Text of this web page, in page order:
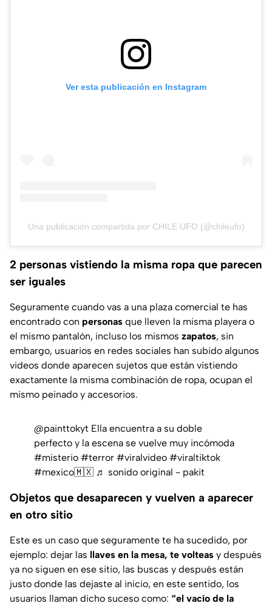
Ver esta publicación en Instagram
Una publicación compartida por CHILE UFO (@chileufo)
2 personas vistiendo la misma ropa que parecen
ser iguales
Seguramente cuando vas a una plaza comercial te has
encontrado con personas que lleven la misma playera o
el mismo pantalón, incluso los mismos zapatos, sin
embargo, usuarios en redes sociales han subido algunos
videos donde aparecen sujetos que están vistiendo
exactamente la misma combinación de ropa, ocupan el
mismo peinado y accesorios.
@painttokyt Ella encuentra a su doble
perfecto y la escena se vuelve muy incómoda
#misterio #terror #viralvideo #viraltiktok
#mexico🇲🇽 ♬ sonido original - pakit
Objetos que desaparecen y vuelven a aparecer
en otro sitio
Este es un caso que seguramente te ha sucedido, por
ejemplo: dejar las llaves en la mesa, te volteas y después
ya no siguen en ese sitio, las buscas y después están
justo donde las dejaste al inicio, en este sentido, los
usuarios llaman dicho suceso como: “el vacío de la